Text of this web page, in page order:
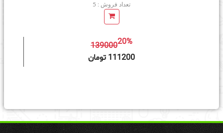
تعداد فروش : 5
13900020%
111200 تومان